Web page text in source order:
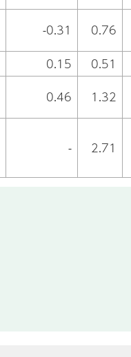
-0.31 0.76
0.15 0.51
0.46 1.32
- 2.71